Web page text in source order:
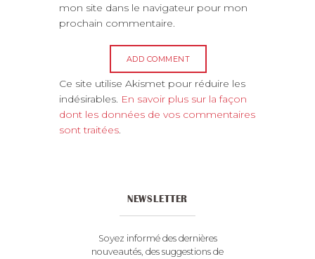
mon site dans le navigateur pour mon
prochain commentaire.
A
l
t
e
Ce site utilise Akismet pour réduire les
indésirables. En savoir plus sur la façon
dont les données de vos commentaires
sont traitées.
NEWSLETTER
Soyez informé des dernières
nouveautés, des suggestions de